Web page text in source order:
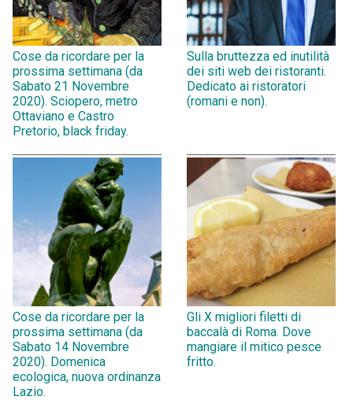
Cose da ricordare per la
prossima settimana (da
Sabato 21 Novembre
2020). Sciopero, metro
Ottaviano e Castro
Pretorio, black friday.
Sulla bruttezza ed inutilità
dei siti web dei ristoranti.
Dedicato ai ristoratori
(romani e non).
Cose da ricordare per la
prossima settimana (da
Sabato 14 Novembre
2020). Domenica
ecologica, nuova ordinanza
Lazio.
Gli X migliori filetti di
baccalà di Roma. Dove
mangiare il mitico pesce
fritto.